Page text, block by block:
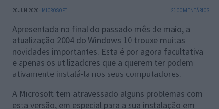
20 JUN 2020 · MICROSOFT 23 COMENTÁRIOS
Apresentada no final do passado mês de maio, a
atualização 2004 do Windows 10 trouxe muitas
novidades importantes. Esta é por agora facultativa
e apenas os utilizadores que a querem ter podem
ativamente instalá-la nos seus computadores.
A Microsoft tem atravessado alguns problemas com
esta versão, em especial para a sua instalação em